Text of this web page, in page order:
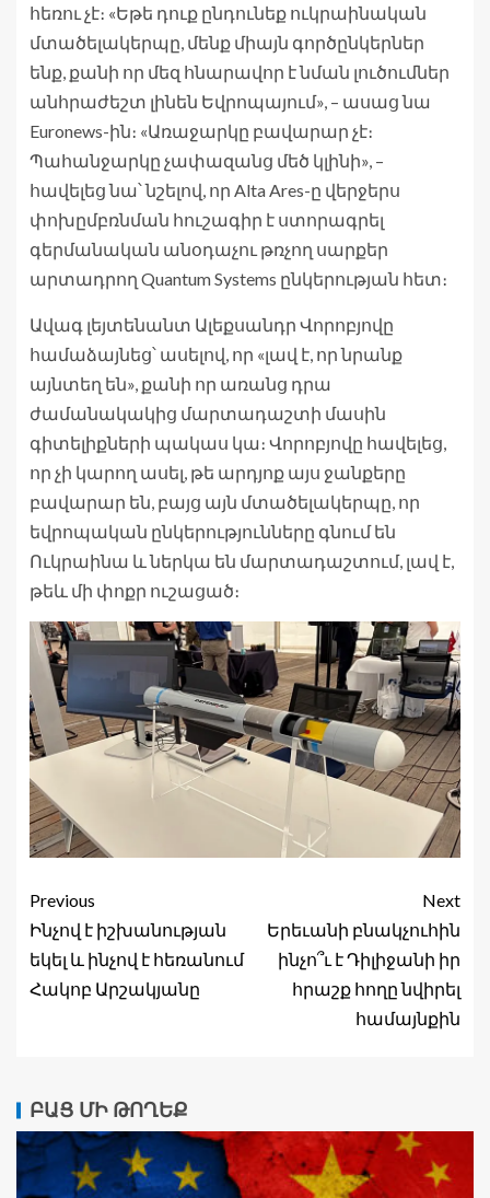
հեռու չէ։ «Եթե դուք ընդունեք ուկրաինական
մտածելակերպը, մենք միայն գործընկերներ
ենք, քանի որ մեզ հնարավոր է նման լուծումներ
անհրաժեշտ լինեն Եվրոպայում», – ասաց նա
Euronews-ին։ «Առաջարկը բավարար չէ։
Պահանջարկը չափազանց մեծ կլինի», –
հավելեց նա՝ նշելով, որ Alta Ares-ը վերջերս
փոխըմբռնման հուշագիր է ստորագրել
գերմանական անօդաչու թռչող սարքեր
արտադրող Quantum Systems ընկերության հետ։
Ավագ լեյտենանտ Ալեքսանդր Վորոբյովը
համաձայնեց՝ ասելով, որ «լավ է, որ նրանք
այնտեղ են», քանի որ առանց դրա
ժամանակակից մարտադաշտի մասին
գիտելիքների պակաս կա։ Վորոբյովը հավելեց,
որ չի կարող ասել, թե արդյոք այս ջանքերը
բավարար են, բայց այն մտածելակերպը, որ
եվրոպական ընկերությունները գնում են
Ուկրաինա և ներկա են մարտադաշտում, լավ է,
թեև մի փոքր ուշացած։
Previous
Ինչով է իշխանության
եկել և ինչով է հեռանում
Հակոբ Արշակյանը
Next
Երեւանի բնակչուհին
ինչո՞ւ է Դիլիջանի իր
հրաշք հողը նվիրել
համայնքին
ԲԱՑ ՄԻ ԹՈՂԵՔ